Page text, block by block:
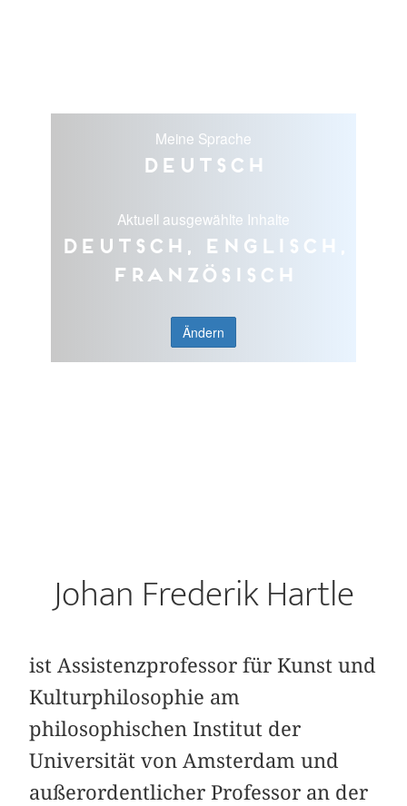
Meine Sprache
Deutsch
Aktuell ausgewählte Inhalte
Deutsch, Englisch,
Französisch
Ändern
Johan Frederik Hartle
ist Assistenzprofessor für Kunst und
Kulturphilosophie am
philosophischen Institut der
Universität von Amsterdam und
außerordentlicher Professor an der